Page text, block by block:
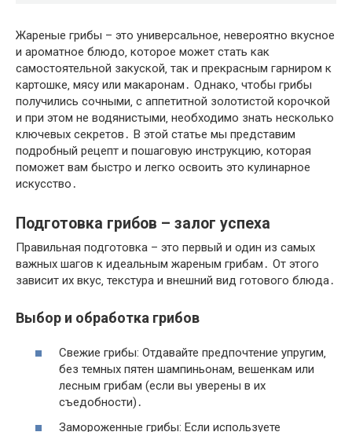
Жареные грибы – это универсальное‚ невероятно вкусное
и ароматное блюдо‚ которое может стать как
самостоятельной закуской‚ так и прекрасным гарниром к
картошке‚ мясу или макаронам․ Однако‚ чтобы грибы
получились сочными‚ с аппетитной золотистой корочкой
и при этом не водянистыми‚ необходимо знать несколько
ключевых секретов․ В этой статье мы представим
подробный рецепт и пошаговую инструкцию‚ которая
поможет вам быстро и легко освоить это кулинарное
искусство․
Подготовка грибов – залог успеха
Правильная подготовка – это первый и один из самых
важных шагов к идеальным жареным грибам․ От этого
зависит их вкус‚ текстура и внешний вид готового блюда․
Выбор и обработка грибов
Свежие грибы: Отдавайте предпочтение упругим‚
без темных пятен шампиньонам‚ вешенкам или
лесным грибам (если вы уверены в их
съедобности)․
Замороженные грибы: Если используете